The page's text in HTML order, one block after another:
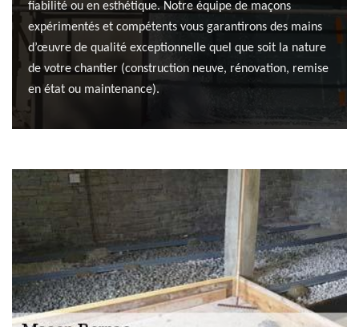
fiabilité ou en esthétique. Notre équipe de maçons
expérimentés et compétents vous garantirons des mains
d’œuvre de qualité exceptionnelle quel que soit la nature
de votre chantier (construction neuve, rénovation, remise
en état ou maintenance).